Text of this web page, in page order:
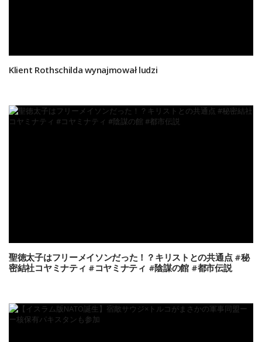
Klient Rothschilda wynajmował ludzi
聖徳太子はフリーメイソンだった！？キリストとの共通点 #秘
密結社コヤミナティ #コヤミナティ #陰謀の館 #都市伝説